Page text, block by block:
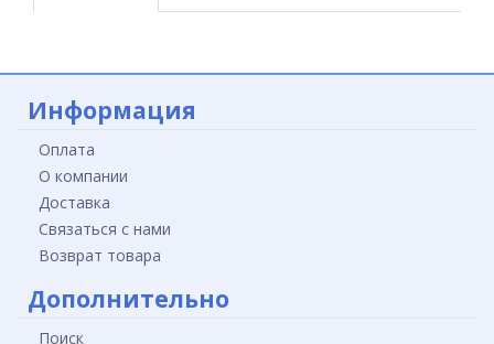
Информация
Оплата
О компании
Доставка
Связаться с нами
Возврат товара
Дополнительно
Поиск